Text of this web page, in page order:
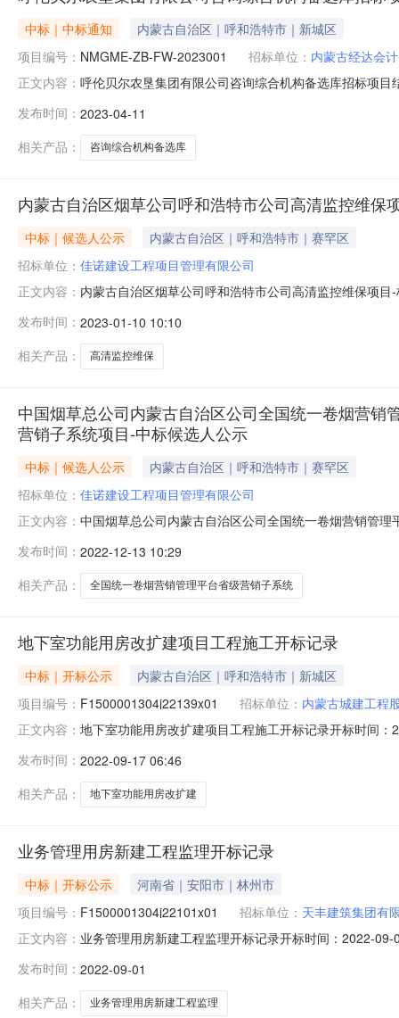
中标｜中标通知
内蒙古自治区｜呼和浩特市｜新城区
项目编号： NMGME-ZB-FW-2023001 招标单位： 内蒙古经达会
正文内容： 呼伦贝尔农垦集团有限公司咨询综合机构备选库招标项
金额（折扣率）质量要求内蒙古鑫方圆会计师事务有限
务所有
发布时间： 2023-04-11
相关产品：
咨询综合机构备选库
内蒙古自治区烟草公司呼和浩特市公司高清监控维保
中标｜候选人公示
内蒙古自治区｜呼和浩特市｜赛罕区
招标单位： 佳诺建设工程项目管理有限公司
正文内容： 内蒙古自治区烟草公司呼和浩特市公司高清监控维保项
浩特市金桥开发区世纪12路北）3审核批准文号/项目预
发布时间： 2023-01-10 10:10
相关产品：
高清监控维保
中国烟草总公司内蒙古自治区公司全国统一卷烟营
营销子系统项目-中标候选人公示
中标｜候选人公示
内蒙古自治区｜呼和浩特市｜赛罕区
招标单位： 佳诺建设工程项目管理有限公司
正文内容： 中国烟草总公司内蒙古自治区公司全国统一卷烟营销管
台省级营销子系统项目集中开标地点中国内蒙古自治区
号/项
发布时间： 2022-12-13 10:29
相关产品：
全国统一卷烟营销管理平台省级营销子系统
地下室功能用房改扩建项目工程施工开标记录
中标｜开标公示
内蒙古自治区｜呼和浩特市｜新城区
项目编号： F1500001304j22139x01 招标单位： 内蒙古城建工程
正文内容： 地下室功能用房改扩建项目工程施工开标记录开标时间
称:江苏大汉建设实业集团有限责任公司;项目负责人:;报
发布时间： 2022-09-17 06:46
相关产品：
地下室功能用房改扩建
业务管理用房新建工程监理开标记录
中标｜开标公示
河南省｜安阳市｜林州市
项目编号： F1500001304j22101x01 招标单位： 天丰建筑集团有
正文内容： 业务管理用房新建工程监理开标记录开标时间：2022-
人:;报价:0.00元/%;工期:日历天;质量要求:;保证金金额
发布时间： 2022-09-01
相关产品：
业务管理用房新建工程监理
暂时没有搜索结果…
5折起